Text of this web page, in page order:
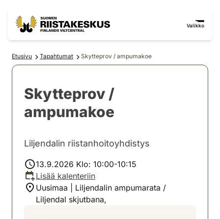
Valikko
Etusivu Tapahtumat Skytteprov / ampumakoe
Skytteprov /
ampumakoe
Liljendalin riistanhoitoyhdistys
13.9.2026 Klo: 10:00-10:15
Lisää kalenteriin
Uusimaa | Liljendalin ampumarata /
Liljendal skjutbana,